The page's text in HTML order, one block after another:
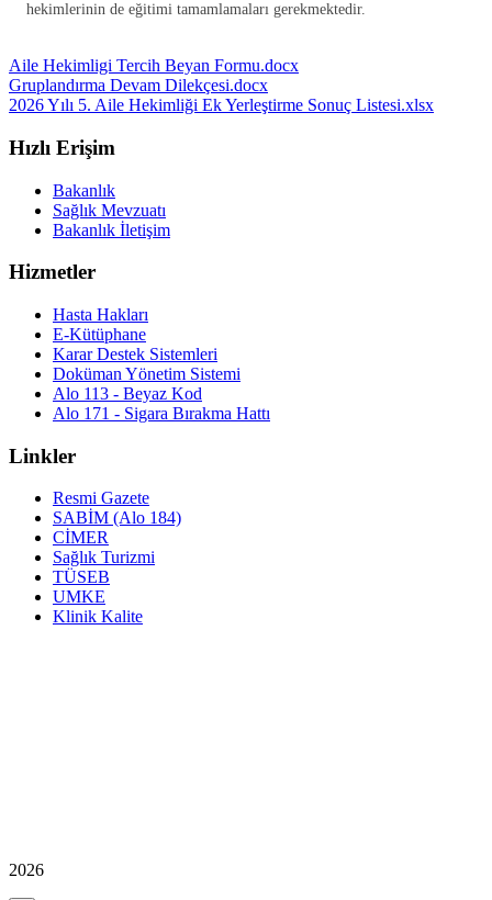
hekimlerinin de eğitimi tamamlamaları gerekmektedir.
Aile Hekimligi Tercih Beyan Formu.docx
Gruplandırma Devam Dilekçesi.docx
2026 Yılı 5. Aile Hekimliği Ek Yerleştirme Sonuç Listesi.xlsx
Hızlı Erişim
Bakanlık
Sağlık Mevzuatı
Bakanlık İletişim
Hizmetler
Hasta Hakları
E-Kütüphane
Karar Destek Sistemleri
Doküman Yönetim Sistemi
Alo 113 - Beyaz Kod
Alo 171 - Sigara Bırakma Hattı
Linkler
Resmi Gazete
SABİM (Alo 184)
CİMER
Sağlık Turizmi
TÜSEB
UMKE
Klinik Kalite
2026